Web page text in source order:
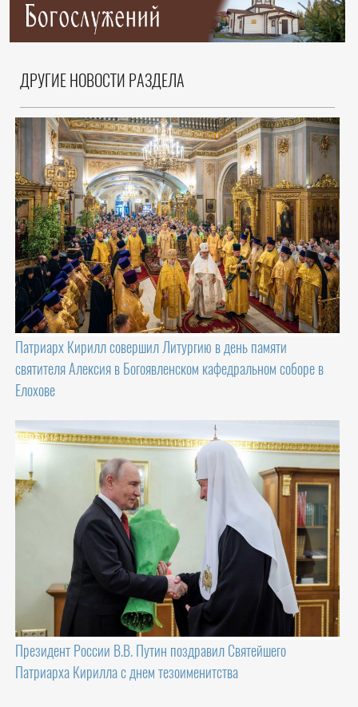
ДРУГИЕ НОВОСТИ РАЗДЕЛА
Патриарх Кирилл совершил Литургию в день памяти
святителя Алексия в Богоявленском кафедральном соборе в
Елохове
Президент России В.В. Путин поздравил Святейшего
Патриарха Кирилла с днем тезоименитства